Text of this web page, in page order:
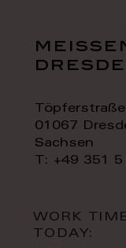
01067
Sachsen
T: +49 351 5
WORK TIME
TODAY: